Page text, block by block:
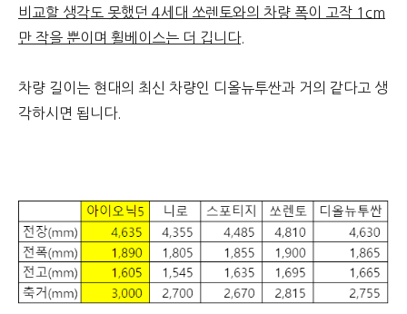
비교할 생각도 못했던 4세대 쏘렌토와의 차량 폭이 고작 1cm
만 작을 뿐이며 휠베이스는 더 깁니다.
차량 길이는 현대의 최신 차량인 디올뉴투싼과 거의 같다고 생
각하시면 됩니다.